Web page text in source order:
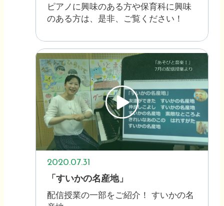
ピアノに興味のある方や保育科に興味
のある方は、是非、ご覧ください！
2020.07.31
「すいかの名産地」
配信授業の一部をご紹介！ すいかの名